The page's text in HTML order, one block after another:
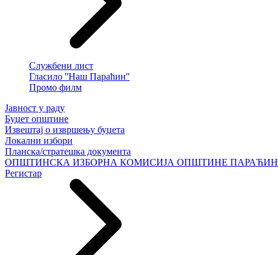
Службени лист
Гласило ''Наш Параћин''
Промо филм
Јавност у раду
Буџет општине
Извештај о извршењу буџета
Локални избори
Планска/стратешка документа
ОПШТИНСКА ИЗБОРНА КОМИСИЈА ОПШТИНЕ ПАРАЋИН
Регистар